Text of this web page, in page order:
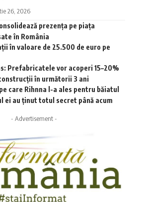
26, 2026
prezența pe piața
în România
în valoare de 25.500 de euro pe
Prefabricatele vor acoperi 15–20%
în următorii 3 ani
care Rihnna l-a ales pentru băiatul
ei au ținut totul secret până acum
- Advertisement -